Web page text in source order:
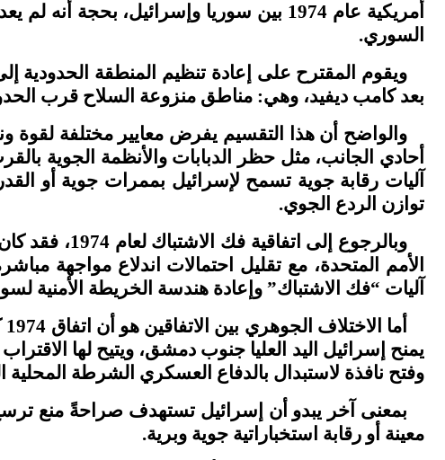
أمريكية عام 1974 بين سوريا وإسرائيل،
السوري.
ويقوم المقترح على إعادة تنظيم المنطقة الحدودية
بعد كامب ديفيد، وهي: مناطق منزوعة السلاح قرب
والواضح أن هذا التقسيم يفرض معايير مختلفة لقوة
أحادي الجانب، مثل حظر الدبابات والأنظمة الجوية
آليات رقابة جوية تسمح لإسرائيل بممرات جوية أو
توازن الردع الجوي.
وبالرجوع
الأمم المتحدة، مع تقليل احتمالات اندلاع مواجهة
آليات “فك الاشتباك” وإعادة هندسة الخريطة
يمنح إسرائيل اليد العليا جنوب دمشق، ويتيح لها
وفتح نافذة لاستبدال بالدفاع العسكري الشرطة المحلية
بمعنى آخر يبدو أن إسرائيل تستهدف صراحةً منع
معينة أو رقابة استخباراتية جوية وبرية.